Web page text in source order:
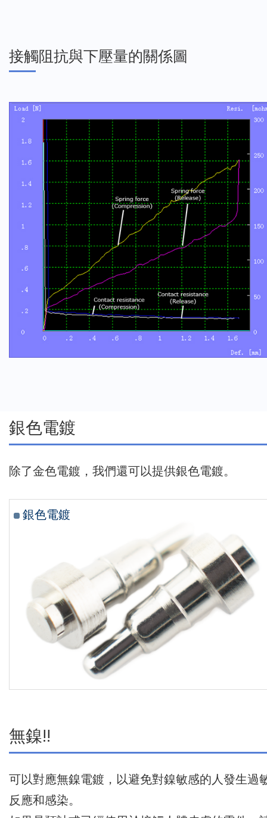
接觸阻抗與下壓量的關係圖
銀色電鍍
除了金色電鍍，我們還可以提供銀色電鍍。
銀色電鍍
無鎳!!
可以對應無鎳電鍍，以避免對鎳敏感的人發生過
反應和感染。